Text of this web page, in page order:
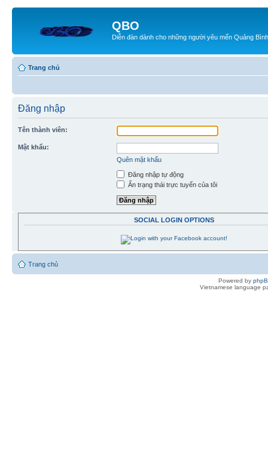
QBO
Diễn đàn dành cho những người yêu mến Quảng Bình
Trang chủ
Đăng nhập
Tên thành viên:
Mật khẩu:
Quên mật khẩu
Đăng nhập tự động
Ẩn trạng thái trực tuyến của tôi
SOCIAL LOGIN OPTIONS
Trang chủ
Powered by
Vietnamese language